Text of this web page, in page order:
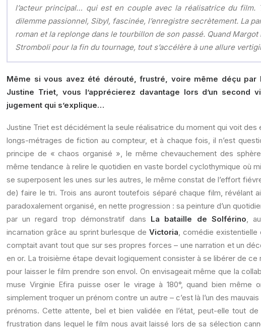
l’acteur principal… qui est en couple avec la réalisatrice du film.
dilemme passionnel, Sibyl, fascinée, l’enregistre secrètement. La
roman et la replonge dans le tourbillon de son passé. Quand
Stromboli pour la fin du tournage, tout s’accélère à une allure
Même si vous avez été dérouté, frustré, voire même déçu par
Justine Triet, vous l’apprécierez davantage lors d’un second
jugement qui s’explique…
Justine Triet est décidément la seule réalisatrice du moment qui voit des
longs-métrages de fiction au compteur, et à chaque fois, il n’est
principe de « chaos organisé », le même chevauchement des
même tendance à relire le quotidien en vaste bordel cyclothymique où
se superposent les unes sur les autres, le même constat de l’effort
de) faire le tri. Trois ans auront toutefois séparé chaque film, révélant
paradoxalement organisé, en nette progression : sa peinture d’un
par un regard trop démonstratif dans La bataille de Solférino,
incarnation grâce au sprint burlesque deVictoria, comédie existentielle
comptait avant tout que sur ses propres forces – une narration et un
en or. La troisième étape devait logiquement consister à se libérer de
pour laisser le film prendre son envol. On envisageait même que la
muse Virginie Efira puisse oser le virage à 180°, quand bien même
simplement troquer un prénom contre un autre – c’est là l’un des
prénoms. Cette attente, bel et bien validée en l’état, peut-elle tout
frustration dans lequel le film nous avait laissé lors de sa sélection